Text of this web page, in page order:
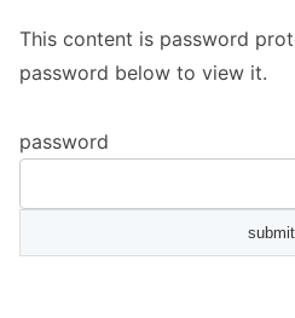
This content is password
password below to view it.
password